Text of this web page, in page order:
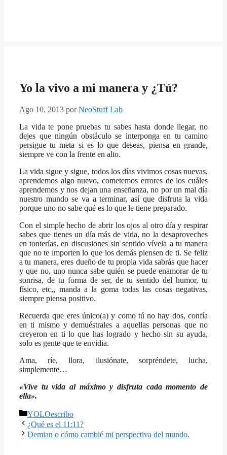
Yo la vivo a mi manera y ¿Tú?
Ago 10, 2013 porNeoStuff Lab
La vida te pone pruebas tu sabes hasta donde llegar, no
dejes que ningún obstáculo se interponga en tu camino
persigue tu meta si es lo que deseas, piensa en grande,
siempre ve con la frente en alto.
La vida sigue y sigue, todos los días vivimos cosas nuevas,
aprendemos algo nuevo, cometemos errores de los cuáles
aprendemos y nos dejan una enseñanza, no por un mal día
nuestro mundo se va a terminar, así que disfruta la vida
porque uno no sabe qué es lo que le tiene preparado.
Con el simple hecho de abrir los ojos al otro día y respirar
sabes que tienes un día más de vida, no la desaproveches
en tonterías, en discusiones sin sentido vívela a tu manera
que no te importen lo que los demás piensen de ti. Se feliz
a tu manera, eres dueño de tu propia vida sabrás que hacer
y que no, uno nunca sabe quién se puede enamorar de tu
sonrisa, de tu forma de ser, de tu sentido del humor, tu
físico, etc,, manda a la goma todas las cosas negativas,
siempre piensa positivo.
Recuerda que eres único(a) y como tú no hay dos, confía
en ti mismo y demuéstrales a aquellas personas que no
creyeron en ti lo que has logrado y hecho sin su ayuda,
solo es gente que te envidia.
Ama, ríe, llora, ilusiónate, sorpréndete, lucha,
simplemente…
«Vive tu vida al máximo y disfruta cada momento de
ella».
Categorías
YOLOescribo
¿Qué es el 11:11?
Demian o cómo cambié mi perspectiva del mundo.